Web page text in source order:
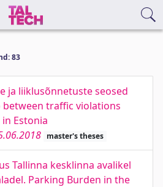
83
ja liiklusõnnetuste seosed
between traffic violations
Estonia
master's theses
Tallinna kesklinna avalikel
Parking Burden in the